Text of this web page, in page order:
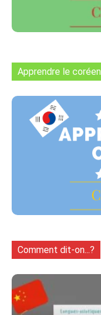
Apprendre le coréen
Comment dit-on...?